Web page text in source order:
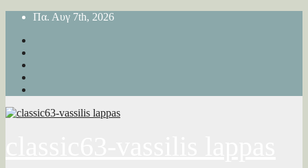
Μετάβαση
περιεχόμενο
Πα. Αυγ 7th, 2026